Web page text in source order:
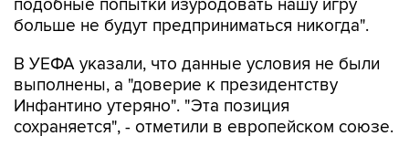
В УЕФА указали, что данные условия не были
Инфантино утеряно". "Эта позиция
сохраняется", - отметили в европейском союзе.
Открытое противостояние УЕФА, Конференции